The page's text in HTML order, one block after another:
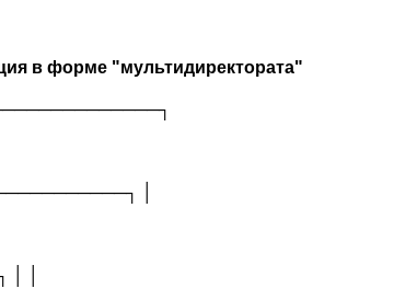
в форме "мультидиректората"
│
│